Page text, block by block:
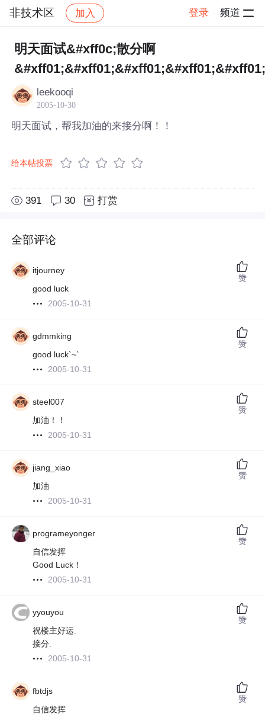
非技术区 加入 登录 频道
社区 非技术区 帖子详情
明天面试&#xff0c;散分啊
leekooqi
2005-10-30
明天面试，帮我加油的来接分啊！！
给本帖投票
391 30 打赏
全部评论
itjourney
good luck
2005-10-31
赞
gdmmking
good luck`~`
2005-10-31
赞
steel007
加油！！
2005-10-31
赞
jiang_xiao
加油
2005-10-31
赞
programeyonger
自信发挥
Good Luck！
2005-10-31
赞
yyouyou
祝楼主好运.
接分.
2005-10-31
赞
fbtdjs
自信发挥
赞